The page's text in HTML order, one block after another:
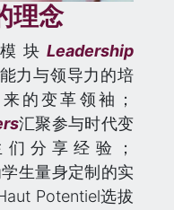
理念
块 Leadership
力与领导力的培
的变革领袖；
汇聚参与时代变
分享经验；
生量身定制的实
Potentiel选拔